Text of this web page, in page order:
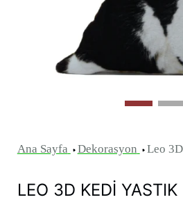
Ana Sayfa Dekorasyon Leo
LEO 3D KEDI YASTIK